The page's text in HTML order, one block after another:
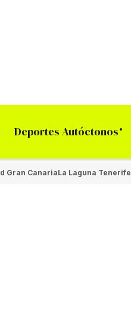
Deportes Autóctonos
Gran CanariaLa Laguna Tenerife